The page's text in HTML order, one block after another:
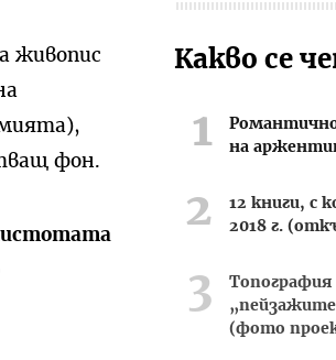
живопис
фон.
Какво се
на
12 книги, с
2018 г.
Топография
(фото